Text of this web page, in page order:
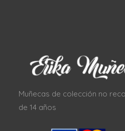
Muñecas de colección no
de 14 años